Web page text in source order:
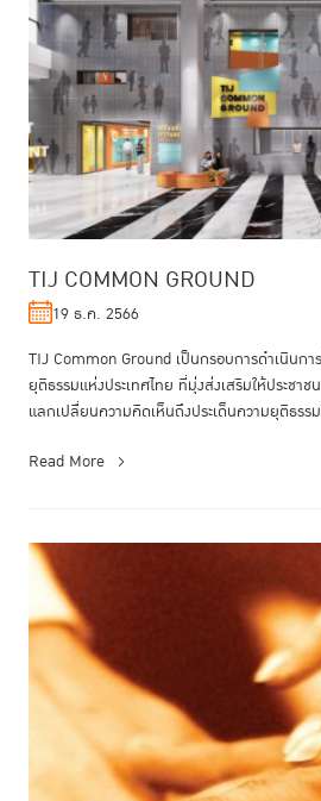
TIJ COMMON GROUND
19 ธ.ค. 2566
TIJ Common Ground เป็นกรอบการดำเนินก
ยุติธรรมแห่งประเทศไทย ที่มุ่งส่งเสริมให้ประชา
แลกเปลื่ยนความคิดเห็นถึงประเด็นความยุติธร
Read More